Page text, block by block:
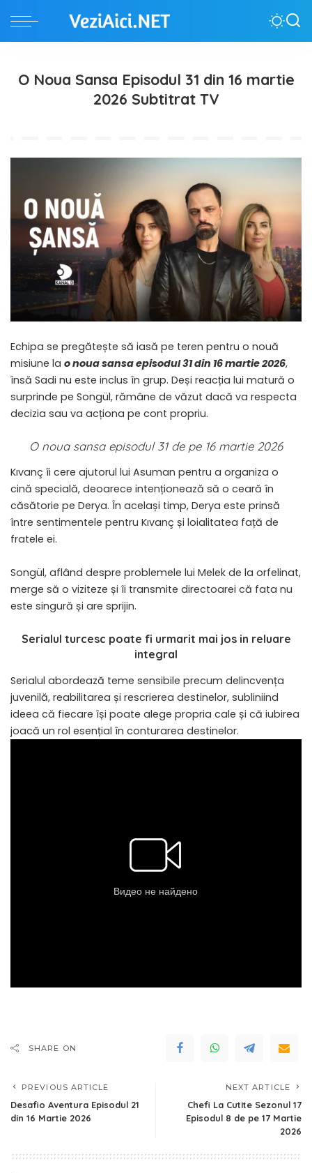
O Noua Sansa Episodul 31 din 16 martie
2026 Subtitrat TV
Echipa se pregătește să iasă pe teren pentru o nouă
misiune la o noua sansa episodul 31 din 16 martie 2026,
însă Sadi nu este inclus în grup. Deși reacția lui matură o
surprinde pe Songül, rămâne de văzut dacă va respecta
decizia sau va acționa pe cont propriu.
O noua sansa episodul 31 de pe 16 martie 2026
Kıvanç îi cere ajutorul lui Asuman pentru a organiza o
cină specială, deoarece intenționează să o ceară în
căsătorie pe Derya. În același timp, Derya este prinsă
între sentimentele pentru Kıvanç și loialitatea față de
fratele ei.
Songül, aflând despre problemele lui Melek de la orfelinat,
merge să o viziteze și îi transmite directoarei că fata nu
este singură și are sprijin.
Serialul turcesc poate fi urmarit mai jos in reluare
integral
Serialul abordează teme sensibile precum delincvența
juvenilă, reabilitarea și rescrierea destinelor, subliniind
ideea că fiecare își poate alege propria cale și că iubirea
joacă un rol esențial în conturarea destinelor.
SHARE ON
PREVIOUS ARTICLE
Desafio Aventura Episodul 21
din 16 Martie 2026
NEXT ARTICLE
Chefi La Cutite Sezonul 17
Episodul 8 de pe 17 Martie
2026